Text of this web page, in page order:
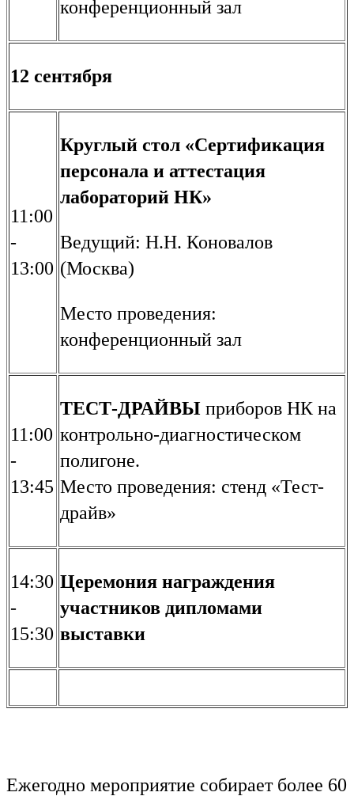
конференционный зал
12 сентября
11:00
-
13:00
Круглый стол «Сертификация
персонала и аттестация
лабораторий НК»
Ведущий: Н.Н. Коновалов
(Москва)
Место проведения:
конференционный зал
11:00
-
13:45
ТЕСТ-ДРАЙВЫ приборов НК на
контрольно-диагностическом
полигоне.
Место проведения: стенд «Тест-
драйв»
14:30
-
15:30
Церемония награждения
участников дипломами
выставки
Ежегодно мероприятие собирает более 60